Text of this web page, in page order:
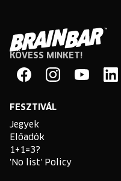
Brain
Bar
KÖVESS MINKET!
FESZTIVÁL
Jegyek
Előadók
1+1=3?
'No list' Policy